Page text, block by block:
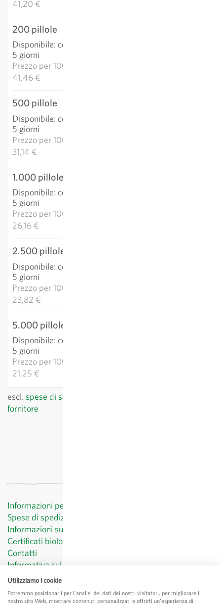
41,20 €
200 pillole
Disponibile: consegna 3-
5 giorni
Prezzo per1000p:
41,46 €
500 pillole
Disponibile: consegna 3-
5 giorni
Prezzo per1000p:
31,14 €
1.000 pillole
Disponibile: consegna 3-
5 giorni
Prezzo per1000p:
26,16 €
2.500 pillole
Disponibile: consegna 3-
5 giorni
Prezzo per1000p:
23,82 €
5.000 pillole
Disponibile: consegna 3-
5 giorni
Prezzo per1000p:
21,25 €
escl. spese di spedizione
fornitore
Informazioni per il cliente
Spese di spedizione
Informazioni sul diritto di recesso
Certificati biologici
Contatti
Informativa sul trattamento dei dati personali
CGV
Menzioni legali
Utilizziamo i cookie
Potremmo posizionarli per l'analisi dei dati dei nostri visitatori, per migliorare il
nostro sito Web, mostrare contenuti personalizzati e offrirti un'esperienza di